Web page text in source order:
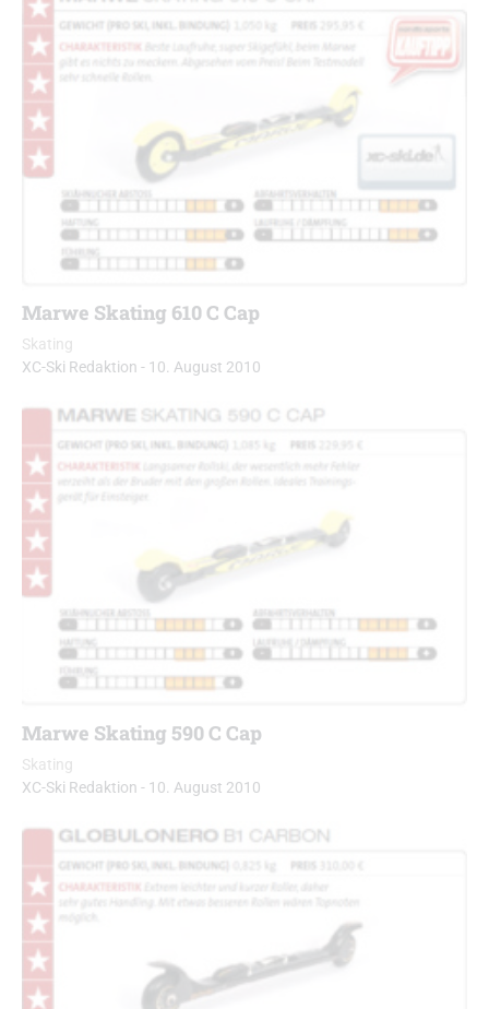
Marwe Skating 610 C Cap
Skating
XC-Ski Redaktion - 10. August 2010
Marwe Skating 590 C Cap
Skating
XC-Ski Redaktion - 10. August 2010